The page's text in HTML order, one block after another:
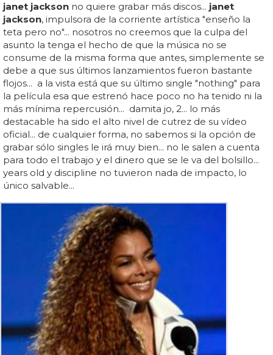
janet jackson no quiere grabar más discos... janet
jackson, impulsora de la corriente artística "enseño la
teta pero no"... nosotros no creemos que la culpa del
asunto la tenga el hecho de que la música no se
consume de la misma forma que antes, simplemente se
debe a que sus últimos lanzamientos fueron bastante
flojos... a la vista está que su último single "nothing" para
la película esa que estrenó hace poco no ha tenido ni la
más mínima repercusión... damita jo, 2... lo más
destacable ha sido el alto nivel de cutrez de su vídeo
oficial... de cualquier forma, no sabemos si la opción de
grabar sólo singles le irá muy bien... no le salen a cuenta
para todo el trabajo y el dinero que se le va del bolsillo...
years old y discipline no tuvieron nada de impacto, lo
único salvable...